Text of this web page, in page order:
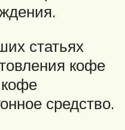
статьях
кофе
средство.